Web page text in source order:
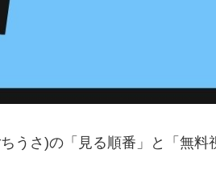
うさ)の「見る順番」と「無料